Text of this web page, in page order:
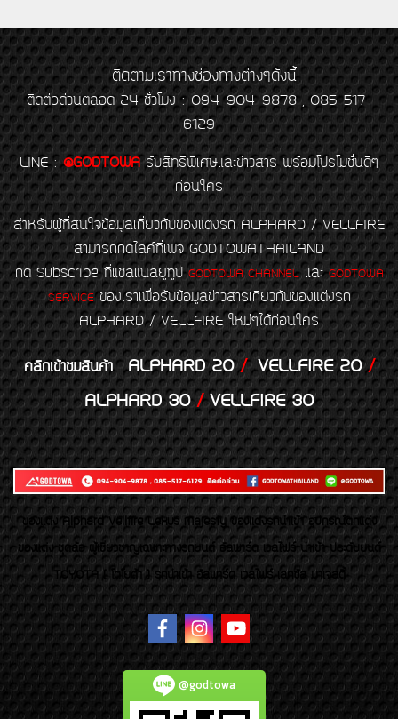
ติดตามเราทางช่องทางต่างๆดังนี้
ติดต่อด่วนตลอด 24 ชั่วโมง : 094-904-9878 , 085-517-
6129
LINE : @GODTOWA รับสิทธิพิเศษและข่าวสาร พร้อมโปรโมชั่นดีๆ
ก่อนใคร
สำหรับผู้ที่สนใจข้อมูลเกี่ยวกับของแต่งรถ ALPHARD / VELLFIRE
สามารถกดไลค์ที่เพจ GODTOWATHAILAND
กด Subscribe ที่แชลแนลยูทูป GODTOWA CHANNELและGODTOWA
SERVICEของเราเพื่อรับข้อมูลข่าวสารเกี่ยวกับของแต่งรถ
ALPHARD / VELLFIRE ใหม่ๆได้ก่อนใคร
คลิกเข้าชมสินค้า ALPHARD 20/VELLFIRE 20/
ALPHARD 30/VELLFIRE 30
ของเเต่ง Alphard Vellfire Lexus Majesty ของเเต่งรถนำเข้า อุปกรณ์ตกแต่ง
ของแต่ง ชุดล้อ ผู้เชี่ยวชาญเฉพาะทางรถยนต์ อัลพาร์ด เวลไฟร์ นำเข้า ประดับยนต์
TOYOTA ( โตโยต้า ) รถนำเข้า อัลพาร์ด เวลไฟร์ เลกซัส มาเจสตี้
@godtowa